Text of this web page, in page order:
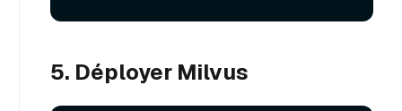
5. Déployer Milvus